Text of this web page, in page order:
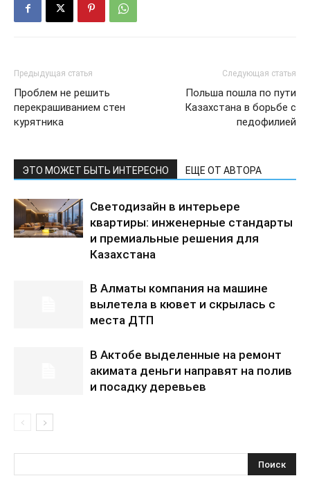
Предыдущая статья
Проблем не решить
перекрашиванием стен
курятника
Следующая статья
Польша пошла по пути
Казахстана в борьбе с
педофилией
ЭТО МОЖЕТ БЫТЬ ИНТЕРЕСНО ЕЩЕ ОТ АВТОРА
Светодизайн в интерьере
квартиры: инженерные стандарты
и премиальные решения для
Казахстана
В Алматы компания на машине
вылетела в кювет и скрылась с
места ДТП
В Актобе выделенные на ремонт
акимата деньги направят на полив
и посадку деревьев